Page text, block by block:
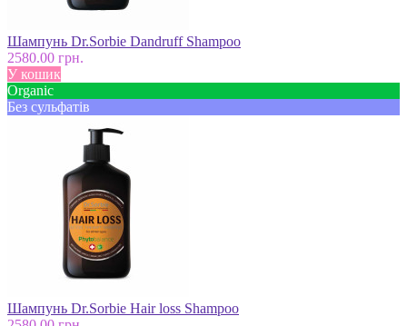
Шампунь Dr.Sorbie Dandruff Shampoo
2580.00 грн.
У кошик
Оrganic
Без сульфатів
Шампунь Dr.Sorbie Hair loss Shampoo